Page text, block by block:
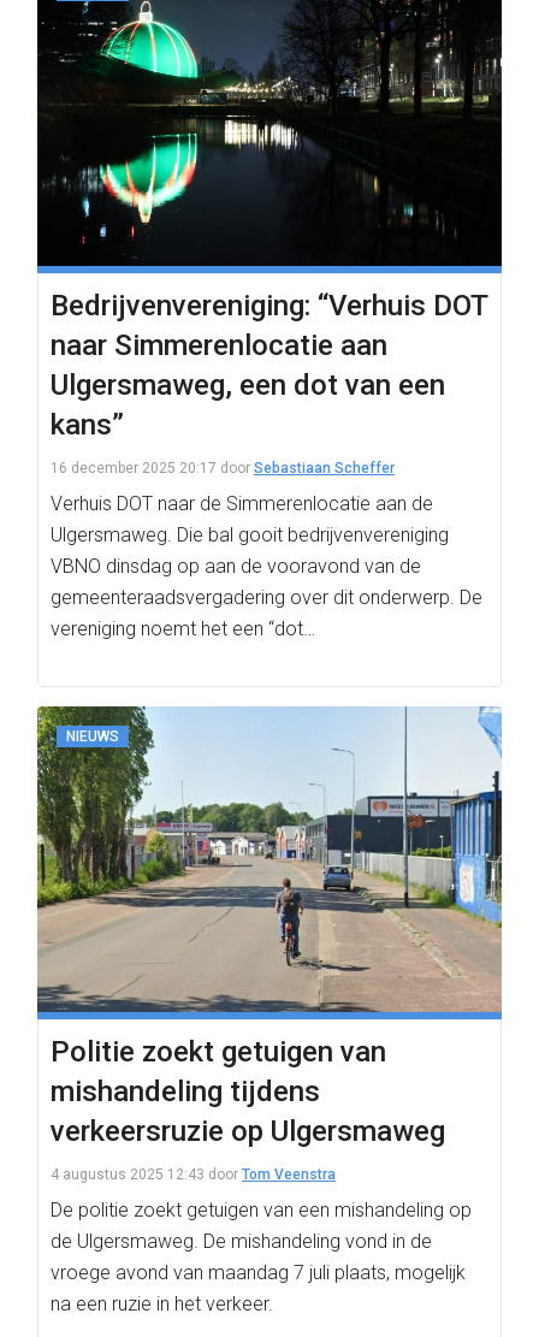
Bedrijvenvereniging: “Verhuis DOT
naar Simmerenlocatie aan
Ulgersmaweg, een dot van een
kans”
16 december 2025 20:17 door Sebastiaan Scheffer
Verhuis DOT naar de Simmerenlocatie aan de
Ulgersmaweg. Die bal gooit bedrijvenvereniging
VBNO dinsdag op aan de vooravond van de
gemeenteraadsvergadering over dit onderwerp. De
vereniging noemt het een “dot…
NIEUWS
Politie zoekt getuigen van
mishandeling tijdens
verkeersruzie op Ulgersmaweg
4 augustus 2025 12:43 door Tom Veenstra
De politie zoekt getuigen van een mishandeling op
de Ulgersmaweg. De mishandeling vond in de
vroege avond van maandag 7 juli plaats, mogelijk
na een ruzie in het verkeer.